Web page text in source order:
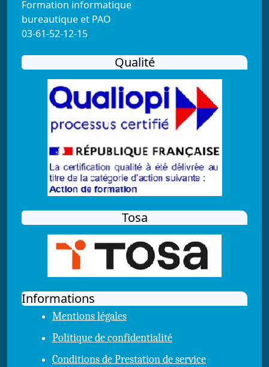
Formation informatique
bureautique et PAO
03-61-52-12-15
Qualité
Tosa
Informations
Mentions légales
Politique de confidentialité
Conditions de Prestation de service